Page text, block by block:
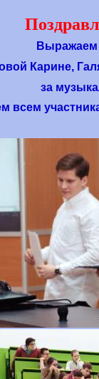
Выражаем
Карине,
за
всем